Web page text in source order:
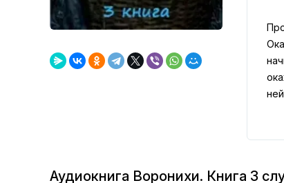
Аудиокнига Воронихи. Книга 3